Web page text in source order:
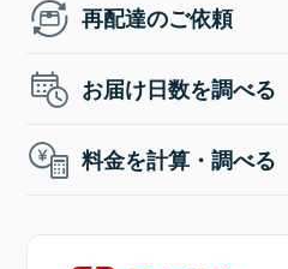
再配達のご依頼
お届け日数を調べる
料金を計算・調べる